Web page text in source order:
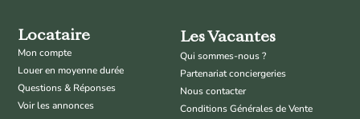
Locataire
Mon compte
Louer en moyenne durée
Questions & Réponses
Voir les annonces
Les Vacantes
Qui sommes-nous ?
Partenariat conciergeries
Nous contacter
Conditions Générales de Vente